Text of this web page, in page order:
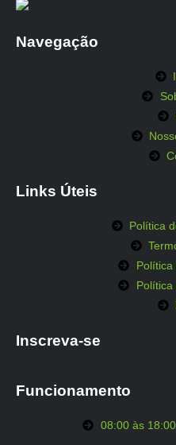
Navegação
Links Úteis
Política
Política
Inscreva-se
Funcionamento
08:00 às